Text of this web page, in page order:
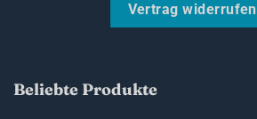
Vertrag widerrufen
Beliebte Produkte